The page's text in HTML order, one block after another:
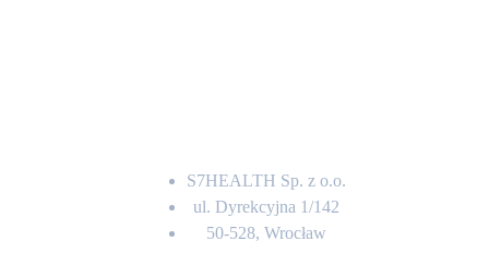
S7HEALTH Sp. z o.o.
ul. Dyrekcyjna 1/142
50-528, Wrocław